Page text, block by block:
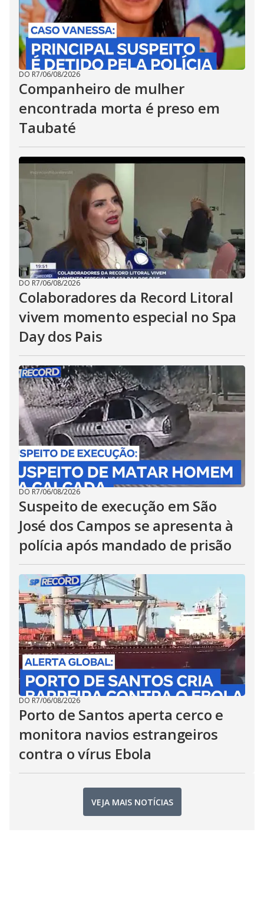
DO R7/06/08/2026
Companheiro de mulher
encontrada morta é preso em
Taubaté
DO R7/06/08/2026
Colaboradores da Record Litoral
vivem momento especial no Spa
Day dos Pais
DO R7/06/08/2026
Suspeito de execução em São
José dos Campos se apresenta à
polícia após mandado de prisão
DO R7/06/08/2026
Porto de Santos aperta cerco e
monitora navios estrangeiros
contra o vírus Ebola
VEJA MAIS NOTÍCIAS